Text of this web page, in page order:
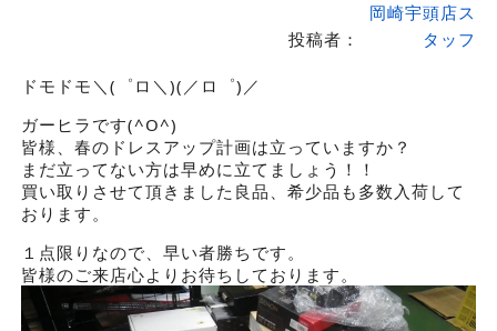
投稿者：
岡崎宇頭店ス
タッフ
ドモドモ＼(゜ロ＼)(／ロ゜)／
ガーヒラです(^O^)
皆様、春のドレスアップ計画は立っていますか？
まだ立ってない方は早めに立てましょう！！
買い取りさせて頂きました良品、希少品も多数入荷して
おります。
１点限りなので、早い者勝ちです。
皆様のご来店心よりお待ちしております。